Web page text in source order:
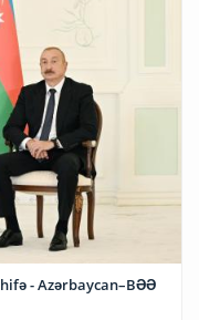
- Azərbaycan–BƏƏ